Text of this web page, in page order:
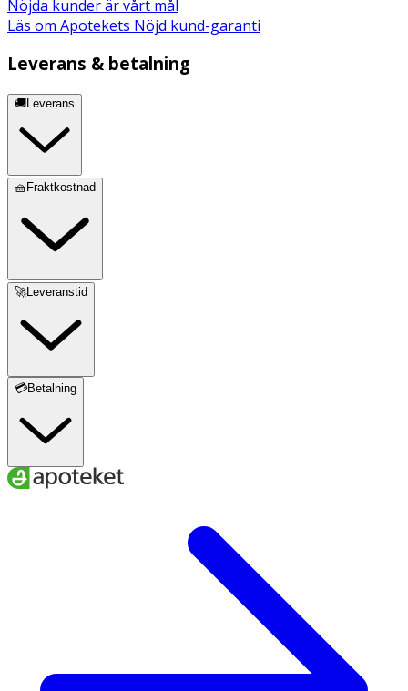
Nöjda kunder är vårt mål
Läs om Apotekets Nöjd kund-garanti
Leverans & betalning
🚚Leverans
🧺Fraktkostnad
🚀Leveranstid
💳Betalning